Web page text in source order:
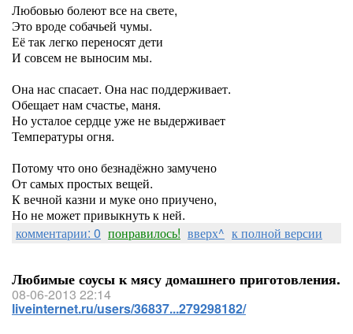
Любовью болеют все на свете,
Это вроде собачьей чумы.
Её так легко переносят дети
И совсем не выносим мы.
Она нас спасает. Она нас поддерживает.
Обещает нам счастье, маня.
Но усталое сердце уже не выдерживает
Температуры огня.
Потому что оно безнадёжно замучено
От самых простых вещей.
К вечной казни и муке оно приучено,
Но не может привыкнуть к ней.
комментарии: 0 понравилось! вверх^ к полной версии
Любимые соусы к мясу домашнего приготовления.
08-06-2013 22:14
liveinternet.ru/users/36837...279298182/